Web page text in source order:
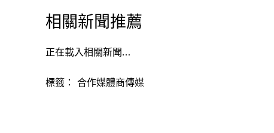
相關新聞推薦
正在載入相關新聞…
標籤： 合作媒體商傳媒